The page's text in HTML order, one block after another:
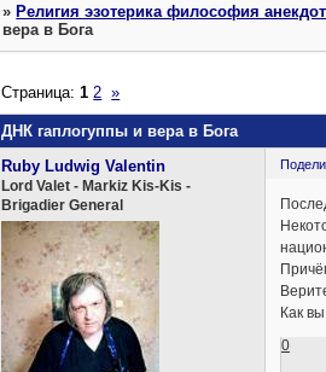
»Религия эзотерика философия
вера в Бога
ДНК гаплогуппы и вера в Бога
Страница:1 2 »
Ruby Ludwig Valentin
Lord Valet - Markiz Kis-Kis -
Brigadier General
Как
0